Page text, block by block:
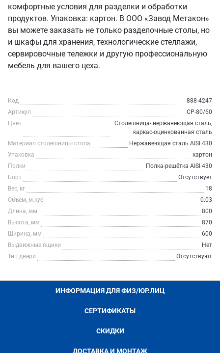
комфортные условия для разделки и обработки
продуктов. Упаковка: картон. В ООО «Завод Метакон»
вы можете заказать не только разделочные столы, но
и шкафы для хранения, технологические стеллажи,
сервировочные тележки и другую профессиональную
мебель для вашего цеха.
Код
888-4247
Артикул
СР-80/60
Цвет
Столешница- нержавеющая сталь,
каркас-оцинкованная сталь
Материал столешницы стола
Нержавеющая сталь AISI 430
Упаковка
картон
Полки
Полка-решётка AISI 430
Борт
Отсутствует
Вес, кг
18
Объем, м.куб
0.03
Длина, мм
800
Высота, мм
870
Ширина, мм
600
Выдвижные ящики
Нет
Тип двери
Отсутствуют
ИНФОРМАЦИЯ ДЛЯ ФИЗ/ЮР.ЛИЦ
СЕРТИФИКАТЫ
СКИДКИ
ДОСТАВКА И МОНТАЖ